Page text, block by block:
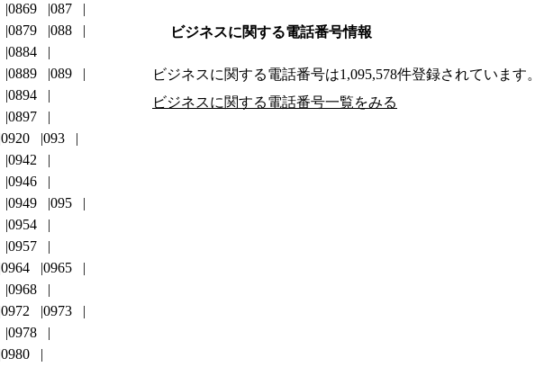
ビジネスに関する電話番号情報
ビジネスに関する電話番号は1,095,578件登録されています。
ビジネスに関する電話番号一覧をみる
0869
087
0879
088
0884
0889
089
0894
0897
0920
093
0942
0946
0949
095
0954
0957
0964
0965
0968
0972
0973
0978
0980